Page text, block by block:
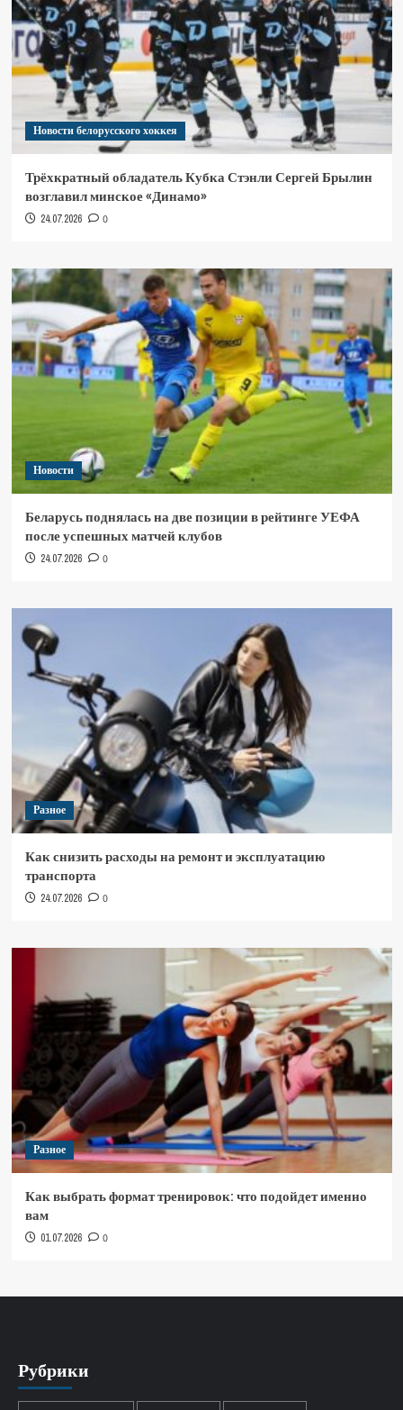
Новости белорусского хоккея
Трёхкратный обладатель Кубка Стэнли Сергей Брылин
возглавил минское «Динамо»
24.07.2026 0
Новости
Беларусь поднялась на две позиции в рейтинге УЕФА
после успешных матчей клубов
24.07.2026 0
Разное
Как снизить расходы на ремонт и эксплуатацию
транспорта
24.07.2026 0
Разное
Как выбрать формат тренировок: что подойдет именно
вам
01.07.2026 0
Рубрики